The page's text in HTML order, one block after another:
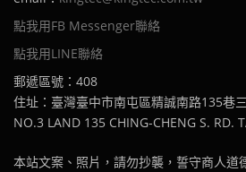
點我用FB Messenger聯絡
點我用LINE聯絡
郵遞區號：408
住址：臺灣臺中市南屯區精誠南路135巷
NO.3 LAND 135 CHING-CHENG S. RD.
本站文案、照片，請勿抄襲，誓守商人道